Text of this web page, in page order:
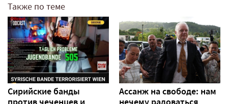
Также по теме
Сирийские банды
Ассанж на свободе: нам